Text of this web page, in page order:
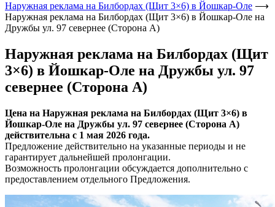
Наружная реклама на Билбордах (Щит 3×6) в Йошкар-Оле ⟶
Наружная реклама на Билбордах (Щит 3×6) в Йошкар-Оле на
Дружбы ул. 97 севернее (Сторона А)
Наружная реклама на Билбордах (Щит
3×6) в Йошкар-Оле на Дружбы ул. 97
севернее (Сторона А)
Цена на Наружная реклама на Билбордах (Щит 3×6) в
Йошкар-Оле на Дружбы ул. 97 севернее (Сторона А)
действительна с 1 мая 2026 года.
Предложение действительно на указанные периоды и не
гарантирует дальнейшей пролонгации.
Возможность пролонгации обсуждается дополнительно с
предоставлением отдельного Предложения.